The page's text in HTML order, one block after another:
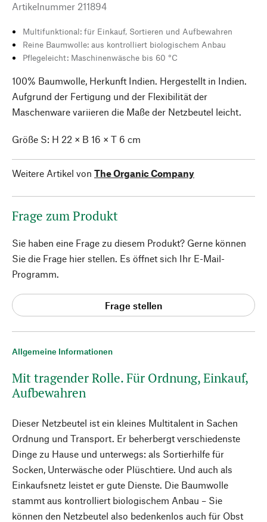
Allgemeine Informationen
Mit tragender Rolle. Für Ordnung, Einkauf,
Aufbewahren
Dieser Netzbeutel ist ein kleines Multitalent in Sachen
Ordnung und Transport. Er beherbergt verschiedenste
Dinge zu Hause und unterwegs: als Sortierhilfe für
Socken, Unterwäsche oder Plüschtiere. Und auch als
Einkaufsnetz leistet er gute Dienste. Die Baumwolle
stammt aus kontrolliert biologischem Anbau – Sie
können den Netzbeutel also bedenkenlos auch für Obst
Artikelnummer 211894
Multifunktional: für Einkauf, Sortieren und Aufbewahren
Reine Baumwolle: aus kontrolliert biologischem Anbau
Pflegeleicht: Maschinenwäsche bis 60 °C
100% Baumwolle, Herkunft Indien. Hergestellt in Indien.
Aufgrund der Fertigung und der Flexibilität der
Maschenware variieren die Maße der Netzbeutel leicht.
Größe S: H 22 × B 16 × T 6 cm
Weitere Artikel von The Organic Company
Frage zum Produkt
Sie haben eine Frage zu diesem Produkt? Gerne können
Sie die Frage hier stellen. Es öffnet sich Ihr E-Mail-
Programm.
Frage stellen